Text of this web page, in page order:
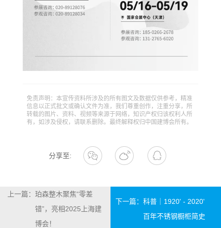
免责声明：本宣传资料所涉及的所有图文及数据仅供参考，精准
信息以正式批文或确认文件为准，我们尊重创作，注重分享，所
转载的图片、资料、视频等来源于网络，知识产权归该权利人所
有，如涉及侵权，请联系删除。最终解释权归中国建博会所有。
分享至:
上一篇： 珀森整木聚焦“零差
错”，亮相2025上海建
博会！
下一篇： 科普｜1920' - 2020'
百年不锈钢橱柜简史